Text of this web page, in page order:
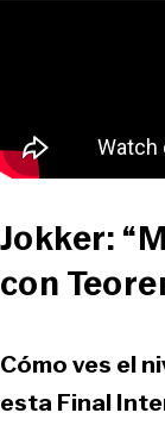
Jokker:
con
Cómo ves el
esta Final